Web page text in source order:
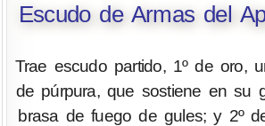
Escudo de Armas del
Trae escudo partido, 1º de oro,
de púrpura, que sostiene en su
brasa de fuego de gules; y 2º